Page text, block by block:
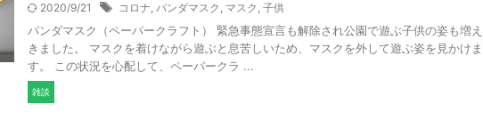
2020/9/21 コロナ, パンダマスク , マスク , 子供
パンダマスク（ペーパークラフト） 緊急事態宣言も解除され公園で遊ぶ子供の姿も増
きました。 マスクを着けながら遊ぶと息苦しいため、マスクを外して遊ぶ姿を見かけま
す。 この状況を心配して、ペーパークラ ...
雑談